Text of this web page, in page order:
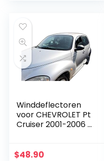
Winddeflectoren
voor CHEVROLET Pt
Cruiser 2001-2006 2
$48.90